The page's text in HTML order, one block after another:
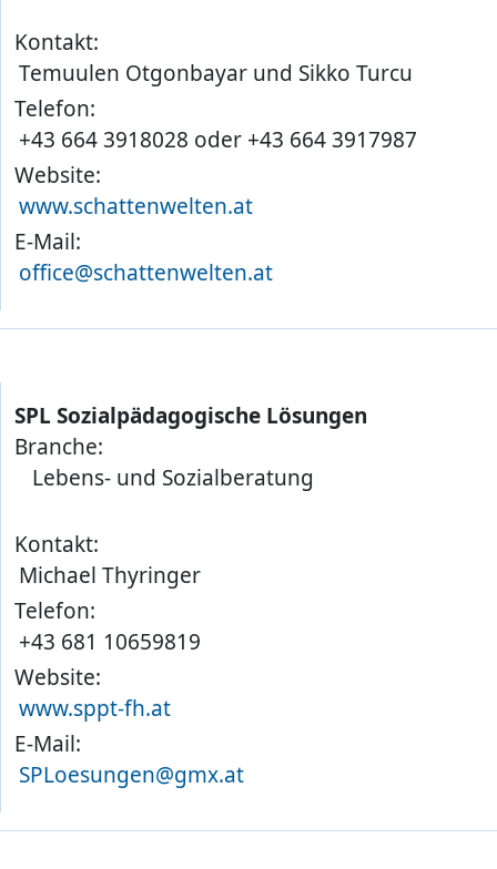
Kontakt:
Temuulen Otgonbayar und Sikko Turcu
Telefon:
+43 664 3918028 oder +43 664 3917987
Website:
www.schattenwelten.at
E-Mail:
office@schattenwelten.at
SPL Sozialpädagogische Lösungen
Branche:
Lebens- und Sozialberatung
Kontakt:
Michael Thyringer
Telefon:
+43 681 10659819
Website:
www.sppt-fh.at
E-Mail:
SPLoesungen@gmx.at